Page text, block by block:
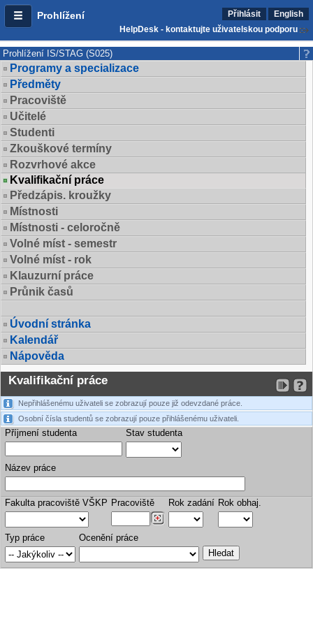
Prohlížení Přihlásit
English
HelpDesk - kontaktujte uživatelskou podporu
Prohlížení IS/STAG (S025)
Programy a specializace
Předměty
Pracoviště
Učitelé
Studenti
Zkouškové termíny
Rozvrhové akce
Kvalifikační práce
Předzápis. kroužky
Místnosti
Místnosti - celoročně
Volné míst - semestr
Volné míst - rok
Klauzurní práce
Průnik časů
Úvodní stránka
Kalendář
Nápověda
Kvalifikační práce
Nepřihlášenému uživateli se zobrazují pouze již odevzdané práce.
Osobní čísla studentů se zobrazují pouze přihlášenému uživateli.
Příjmení studenta Stav studenta
Název práce
Fakulta pracoviště VŠKP Pracoviště Rok zadání Rok obhaj.
Typ práce Ocenění práce